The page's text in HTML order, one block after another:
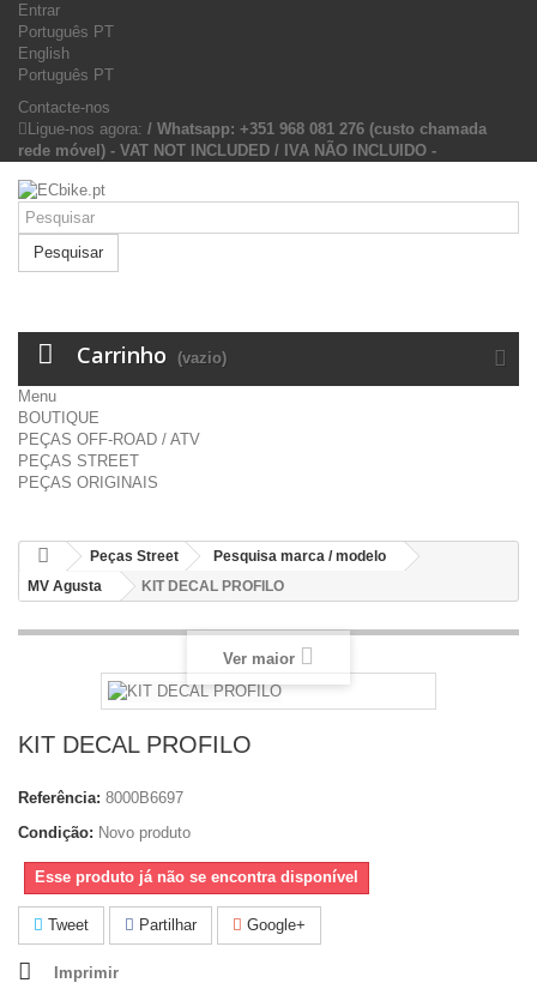
Entrar
Português PT
English
Português PT
Contacte-nos
Ligue-nos agora: / Whatsapp: +351 968 081 276 (custo chamada
rede móvel) - VAT NOT INCLUDED / IVA NÃO INCLUIDO -
Pesquisar
Carrinho (vazio)
Menu
BOUTIQUE
PEÇAS OFF-ROAD / ATV
PEÇAS STREET
PEÇAS ORIGINAIS
Peças Street
Pesquisa marca / modelo
MV Agusta
KIT DECAL PROFILO
Ver maior
KIT DECAL PROFILO
Referência: 8000B6697
Condição: Novo produto
Esse produto já não se encontra disponível
Tweet Partilhar Google+
Imprimir